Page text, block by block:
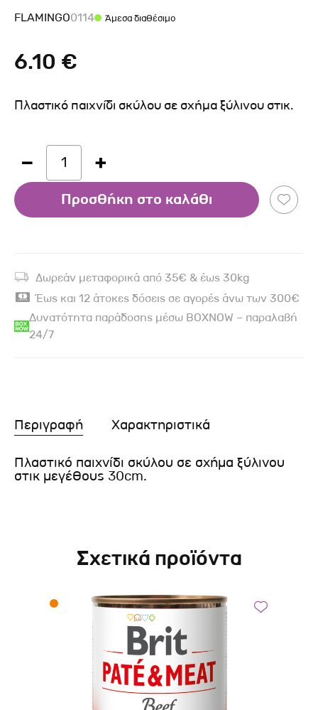
FLAMINGO0114 Άμεσα διαθέσιμο
6.10 €
Πλαστικό παιχνίδι σκύλου σε σχήμα ξύλινου στικ.
1
Προσθήκη στο καλάθι
Δωρεάν μεταφορικά από 35€ & έως 30kg
Έως και 12 άτοκες δόσεις σε αγορές άνω των 300€
Δυνατότητα παράδοσης μέσω BOXNOW – παραλαβή
24/7
Περιγραφή Χαρακτηριστικά
Πλαστικό παιχνίδι σκύλου σε σχήμα ξύλινου
στικ μεγέθους 30cm.
Σχετικά προϊόντα